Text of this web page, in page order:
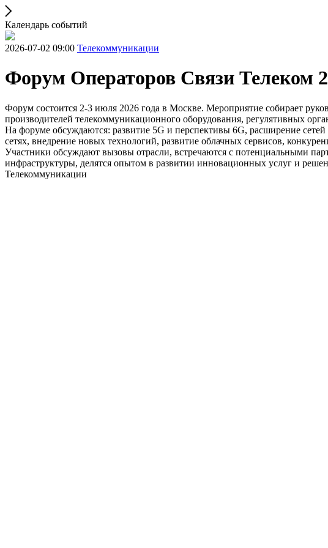
Календарь событий
2026-07-02 09:00 Телекоммуникации
Форум Операторов Связи Телеком
Форум состоится 2-3 июля 2026 года в Москве. Мероприятие собирает
производителей телекоммуникационного оборудования, регулятивных
На форуме обсуждаются: развитие 5G и перспективы 6G, расширение
сетях, внедрение новых технологий, развитие облачных сервисов,
Участники обсуждают вызовы отрасли, встречаются с потенциальными
инфраструктуры, делятся опытом в развитии инновационных услуг и
Телекоммуникации